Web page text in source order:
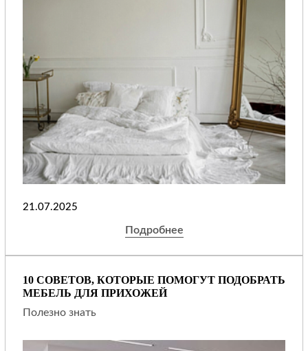
21.07.2025
Подробнее
10 СОВЕТОВ, КОТОРЫЕ ПОМОГУТ ПОДОБРАТЬ
МЕБЕЛЬ ДЛЯ ПРИХОЖЕЙ
Полезно знать